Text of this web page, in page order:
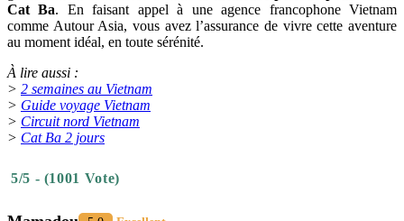
Cat Ba. En faisant appel à une agence francophone Vietnam
comme Autour Asia, vous avez l’assurance de vivre cette aventure
au moment idéal, en toute sérénité.
À lire aussi :
> 2 semaines au Vietnam
> Guide voyage Vietnam
> Circuit nord Vietnam
> Cat Ba 2 jours
5/5 - (1001 Vote)